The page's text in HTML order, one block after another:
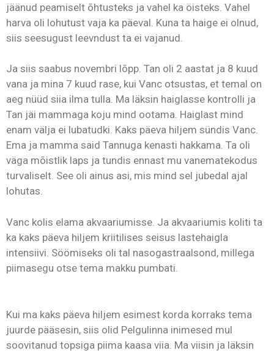
jäänud peamiselt õhtusteks ja vahel ka öisteks. Vahel
harva oli lohutust vaja ka päeval. Kuna ta haige ei olnud,
siis seesugust leevndust ta ei vajanud.
Ja siis saabus novembri lõpp. Tan oli 2 aastat ja 8 kuud
vana ja mina 7 kuud rase, kui Vanc otsustas, et temal on
aeg nüüd siia ilma tulla. Ma läksin haiglasse kontrolli ja
Tan jäi mammaga koju mind ootama. Haiglast mind
enam välja ei lubatudki. Kaks päeva hiljem sündis Vanc.
Ema ja mamma said Tannuga kenasti hakkama. Ta oli
väga mõistlik laps ja tundis ennast mu vanematekodus
turvaliselt. See oli ainus asi, mis mind sel jubedal ajal
lohutas.
Vanc kolis elama akvaariumisse. Ja akvaariumis koliti ta
ka kaks päeva hiljem kriitilises seisus lastehaigla
intensiivi. Söömiseks oli tal nasogastraalsond, millega
piimasegu otse tema makku pumbati.
Kui ma kaks päeva hiljem esimest korda korraks tema
juurde pääsesin, siis olid Pelgulinna inimesed mul
soovitanud topsiga piima kaasa viia. Ma viisin ja läksin